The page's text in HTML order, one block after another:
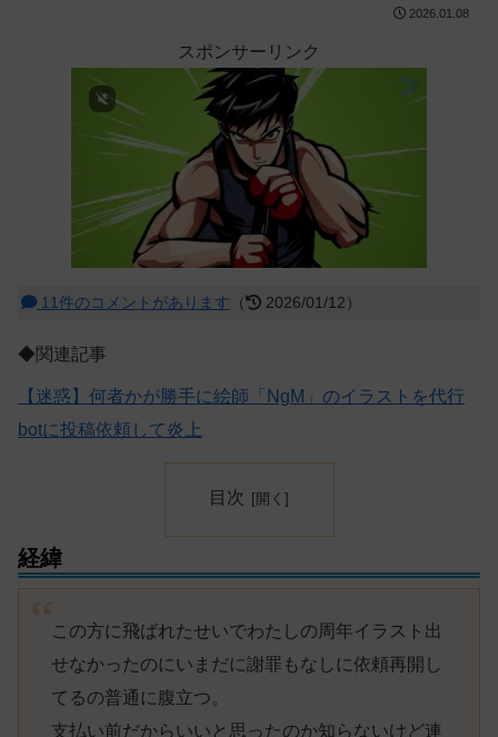
2026.01.08
スポンサーリンク
11件のコメントがあります （ 2026/01/12）
◆関連記事
【迷惑】何者かが勝手に絵師「NgM」のイラストを代行
botに投稿依頼して炎上
目次
経緯
この方に飛ばれたせいでわたしの周年イラスト出
せなかったのにいまだに謝罪もなしに依頼再開し
てるの普通に腹立つ。
支払い前だからいいと思ったのか知らないけど連